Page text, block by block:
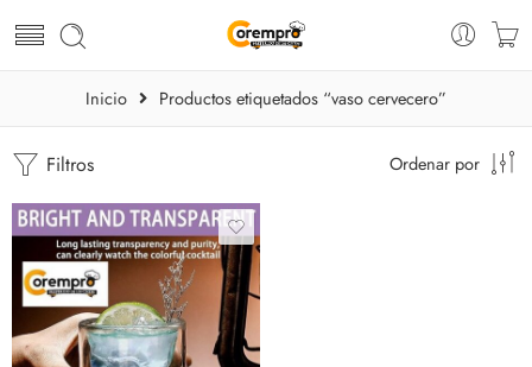
Inicio Productos etiquetados “vaso cervecero”
Filtros Ordenar por